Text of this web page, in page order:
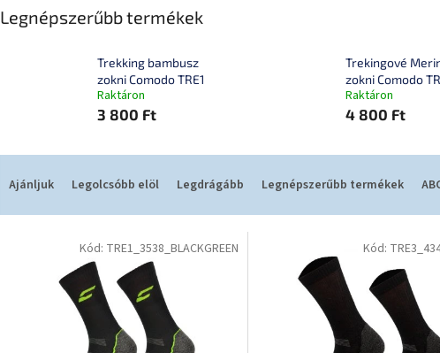
Legnépszerűbb termékek
Trekking bambusz
zokni Comodo TRE1
Raktáron
3 800 Ft
Trekingové
zokni Comodo
Raktáron
4 800 Ft
Ajánljuk Legolcsóbb elöl Legdrágább Legnépszerűbb termékek
Kód: TRE1_3538_BLACKGREEN Kód: